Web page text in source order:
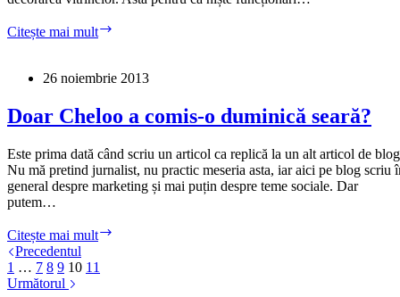
Citește mai mult
pricep
26 noiembrie 2013
Doar Cheloo a comis-o duminică seară?
Este prima dată când scriu un articol ca replică la un alt articol de
Nu mă pretind jurnalist, nu practic meseria asta, iar aici pe blog scriu
general despre marketing și mai puțin despre teme sociale. Dar
putem…
Citește mai mult
Precedentul
1 … 7 8 9 10 11
Următorul